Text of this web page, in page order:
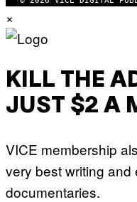
×
KILL THE
JUST $2 A
VICE membership
very best writing
documentaries.